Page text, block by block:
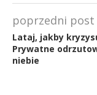
poprzedni post
Lataj, jakby
Prywatne
niebie